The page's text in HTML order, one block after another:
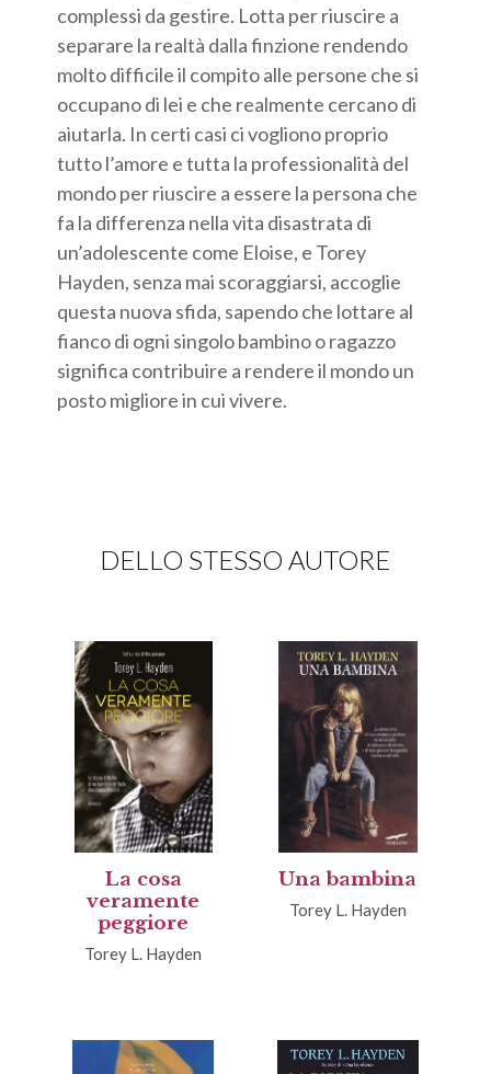
complessi da gestire. Lotta per riuscire a
separare la realtà dalla finzione rendendo
molto difficile il compito alle persone che si
occupano di lei e che realmente cercano di
aiutarla. In certi casi ci vogliono proprio
tutto l’amore e tutta la professionalità del
mondo per riuscire a essere la persona che
fa la differenza nella vita disastrata di
un’adolescente come Eloise, e Torey
Hayden, senza mai scoraggiarsi, accoglie
questa nuova sfida, sapendo che lottare al
fianco di ogni singolo bambino o ragazzo
significa contribuire a rendere il mondo un
posto migliore in cui vivere.
DELLO STESSO AUTORE
La cosa
veramente
peggiore
Torey L. Hayden
Una bambina
Torey L. Hayden